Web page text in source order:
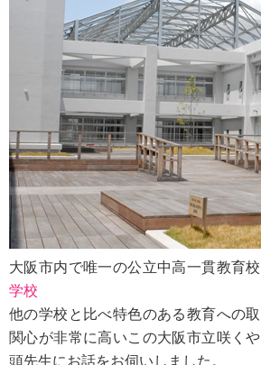
大阪市内で唯一の公立中高一貫教育
学校
他の学校と比べ特色のある教育への
関心が非常に高いこの大阪市立咲く
頭先生にお話をお伺いしました。